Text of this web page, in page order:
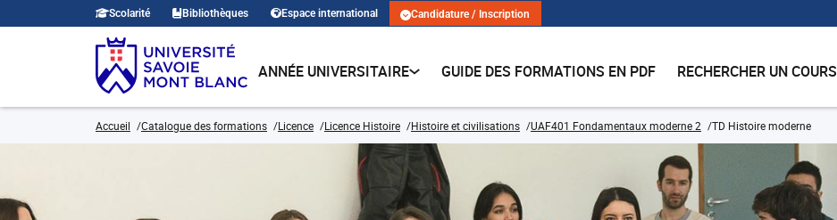
Scolarité Bibliothèques Espace international Candidature / Inscription
ANNÉE UNIVERSITAIRE GUIDE DES FORMATIONS EN PDF RECHERCHER UN COURS
Accueil Catalogue des formations Licence Licence Histoire Histoire et civilisations UAF401 Fondamentaux moderne 2 TD Histoire moderne